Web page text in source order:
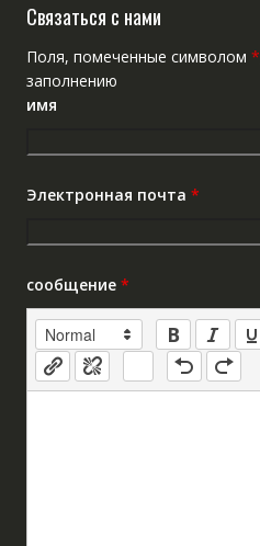
Связаться с нами
Поля, помеченные символом *
заполнению
имя
Электронная почта *
сообщение *